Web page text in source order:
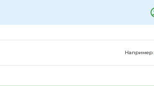
Например: